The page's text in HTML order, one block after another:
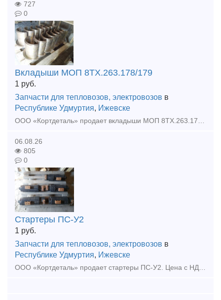
727
0
Вкладыши МОП 8ТХ.263.178/179
1 руб.
Запчасти для тепловозов, электровозов в
Республике Удмуртия, Ижевске
ООО «Кортдеталь» продает вкладыши МОП 8ТХ.263.178/179. Цена с НДС. Организуем доставку из Ижевска.
06.08.26
805
0
Стартеры ПС-У2
1 руб.
Запчасти для тепловозов, электровозов в
Республике Удмуртия, Ижевске
ООО «Кортдеталь» продает стартеры ПС-У2. Цена с НДС. Организуем доставку из Ижевска.